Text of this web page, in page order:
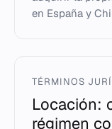
en España y
TÉRMINOS
Locación:
régimen